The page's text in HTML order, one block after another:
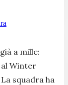
già a mille:
al Winter
squadra ha